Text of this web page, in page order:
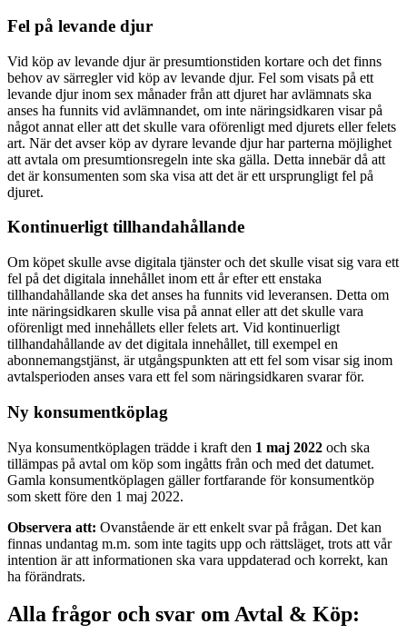
Fel på levande djur
Vid köp av levande djur är presumtionstiden kortare och det finns
behov av särregler vid köp av levande djur. Fel som visats på ett
levande djur inom sex månader från att djuret har avlämnats ska
anses ha funnits vid avlämnandet, om inte näringsidkaren visar på
något annat eller att det skulle vara oförenligt med djurets eller felets
art. När det avser köp av dyrare levande djur har parterna möjlighet
att avtala om presumtionsregeln inte ska gälla. Detta innebär då att
det är konsumenten som ska visa att det är ett ursprungligt fel på
djuret.
Kontinuerligt tillhandahållande
Om köpet skulle avse digitala tjänster och det skulle visat sig vara ett
fel på det digitala innehållet inom ett år efter ett enstaka
tillhandahållande ska det anses ha funnits vid leveransen. Detta om
inte näringsidkaren skulle visa på annat eller att det skulle vara
oförenligt med innehållets eller felets art. Vid kontinuerligt
tillhandahållande av det digitala innehållet, till exempel en
abonnemangstjänst, är utgångspunkten att ett fel som visar sig inom
avtalsperioden anses vara ett fel som näringsidkaren svarar för.
Ny konsumentköplag
Nya konsumentköplagen trädde i kraft den 1 maj 2022 och ska
tillämpas på avtal om köp som ingåtts från och med det datumet.
Gamla konsumentköplagen gäller fortfarande för konsumentköp
som skett före den 1 maj 2022.
Observera att: Ovanstående är ett enkelt svar på frågan. Det kan
finnas undantag m.m. som inte tagits upp och rättsläget, trots att vår
intention är att informationen ska vara uppdaterad och korrekt, kan
ha förändrats.
Alla frågor och svar om Avtal & Köp: